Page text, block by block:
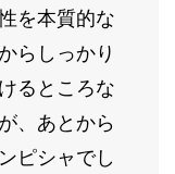
を本質的な
らしっかり
るところな
、あとから
ピシャでし